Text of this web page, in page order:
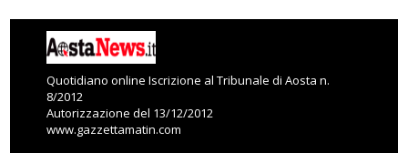
Quotidiano online Iscrizione al Tribunale di Aosta n.
8/2012
Autorizzazione del 13/12/2012
www.gazzettamatin.com